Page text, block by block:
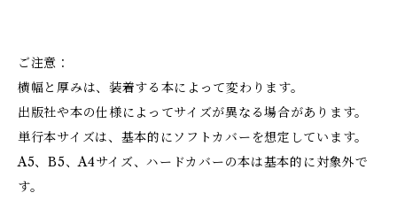
ご注意：
横幅と厚みは、装着する本によって変わります。
出版社や本の仕様によってサイズが異なる場合があります。
単行本サイズは、基本的にソフトカバーを想定しています。
A5、B5、A4サイズ、ハードカバーの本は基本的に対象外で
す。